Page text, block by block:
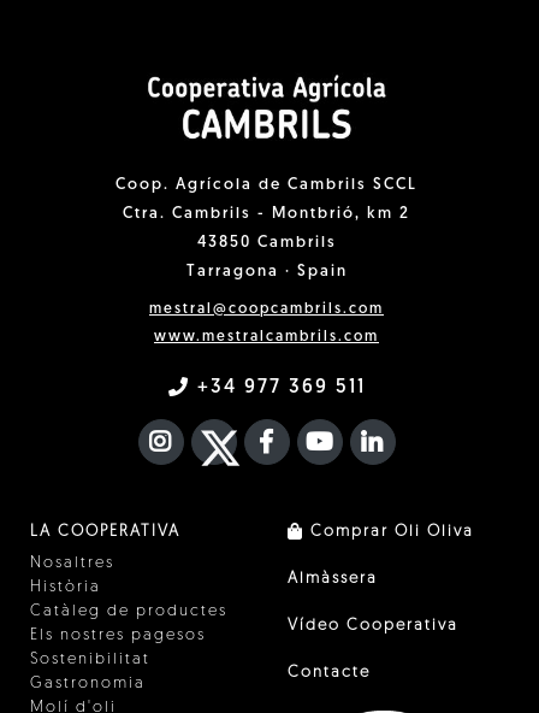
Coop. Agrícola de Cambrils SCCL
Ctra. Cambrils - Montbrió, km 2
43850 Cambrils
Tarragona · Spain
mestral@coopcambrils.com
www.mestralcambrils.com
+34 977 369 511
INSTAGRAM
TWITTER
FACEBOOK F
YOUTUBEFA LINKEDIN
LA COOPERATIVA
Nosaltres
Història
Catàleg de productes
Els nostres pagesos
Sostenibilitat
Gastronomia
Molí d'oli
Comprar Oli Oliva
Almàssera
Vídeo Cooperativa
Contacte